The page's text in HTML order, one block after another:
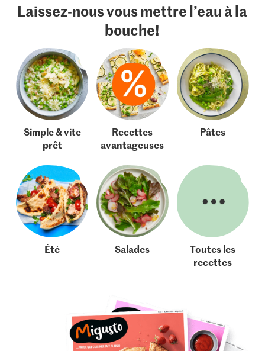
Laissez-nous vous mettre l’eau à la
bouche!
Simple & vite
prêt
Recettes
avantageuses
Pâtes
Été Salades
Toutes les
recettes